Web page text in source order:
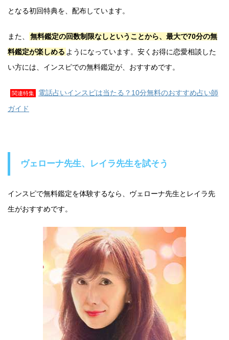
となる初回特典を、配布しています。
また、
無料鑑定の回数制限なしということから、最大で70分の無
料鑑定が楽しめる ようになっています。安くお得に恋愛相談した
い方には、インスピでの無料鑑定が、おすすめです。
関連特集
電話占いインスピは当たる？10分無料のおすすめ占い師
ガイド
ヴェローナ先生、レイラ先生を試そう
インスピで無料鑑定を体験するなら、ヴェローナ先生とレイラ先
生がおすすめです。